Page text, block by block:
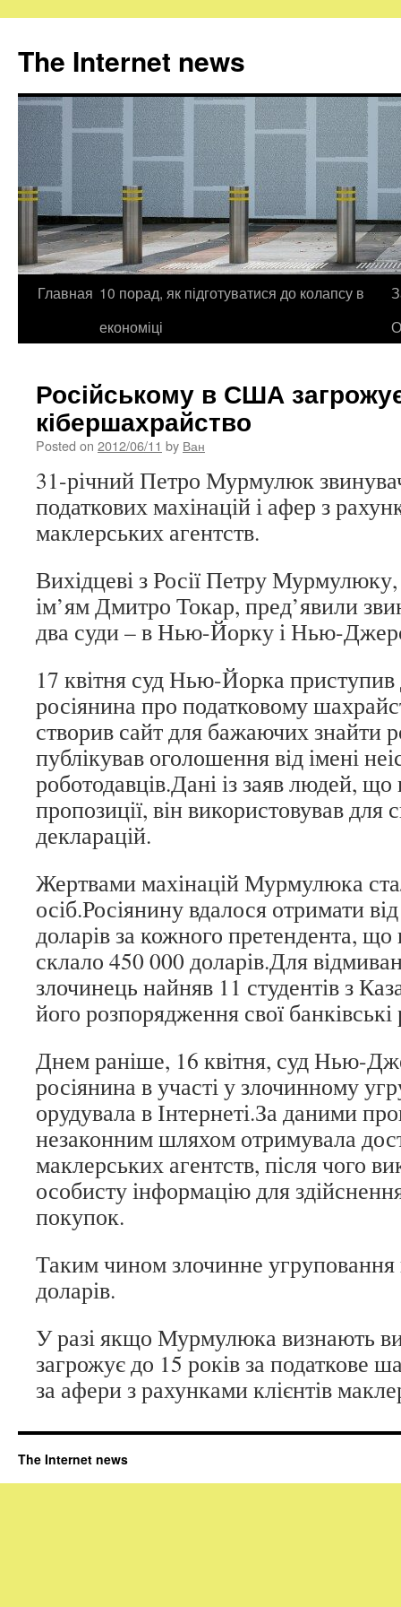
The Internet news
Skip
Главная 10 порад, як підготуватися до колапсу в
економіці
Російському в США
кібершахрайство
Posted on 2012/06/11 by Ван
31-річний Петро Мурмулюк
податкових махінацій і афер з
маклерських агентств.
Вихідцеві з Росії Петру
ім’ям Дмитро Токар, пред’явили
два суди – в Нью-Йорку і Нью-
17 квітня суд Нью-Йорка
росіянина про податковому
створив сайт для бажаючих знайти
публікував оголошення від імені
роботодавців.Дані із заяв людей, що
пропозиції, він використовував для
декларацій.
Жертвами махінацій Мурмулюка
осіб.Росіянину вдалося отримати
доларів за кожного претендента, що
склало 450 000 доларів.Для
злочинець найняв 11 студентів з
його розпорядження свої
Днем раніше, 16 квітня, суд Нью-
росіянина в участі у злочинному
орудувала в Інтернеті.За даними
незаконним шляхом отримувала
маклерських агентств, після чого
особисту інформацію для
покупок.
Таким чином злочинне
доларів.
У разі якщо Мурмулюка визнають
загрожує до 15 років за податкове
за афери з рахунками клієнтів
The Internet news